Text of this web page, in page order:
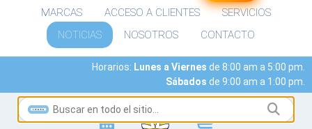
MARCAS ACCESO A CLIENTES
SERVICIOS
NOTICIAS
NOSOTROS CONTACTO
Horarios: Lunes a Viernes de 8:00 am a 5:00 pm.
Sábados de 9:00 am a 1:00 pm.